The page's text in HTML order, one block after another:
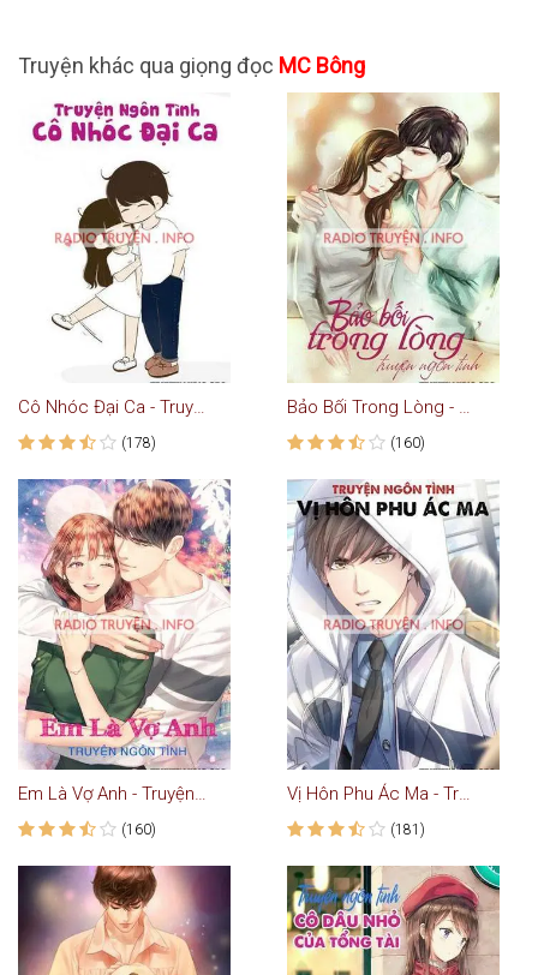
Truyện khác qua giọng đọc MC Bông
Cô Nhóc Đại Ca - Truyện Teen
(178)
Bảo Bối Trong Lòng - Truyện Ngôn Tình
(160)
Em Là Vợ Anh - Truyện Ngôn Tình
(160)
Vị Hôn Phu Ác Ma - Truyện Ngôn Tình
(181)